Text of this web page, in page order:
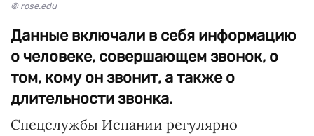
© rose.edu
Данные включали в себя информацию
о человеке, совершающем звонок, о
том, кому он звонит, а также о
длительности звонка.
Спецслужбы Испании регулярно